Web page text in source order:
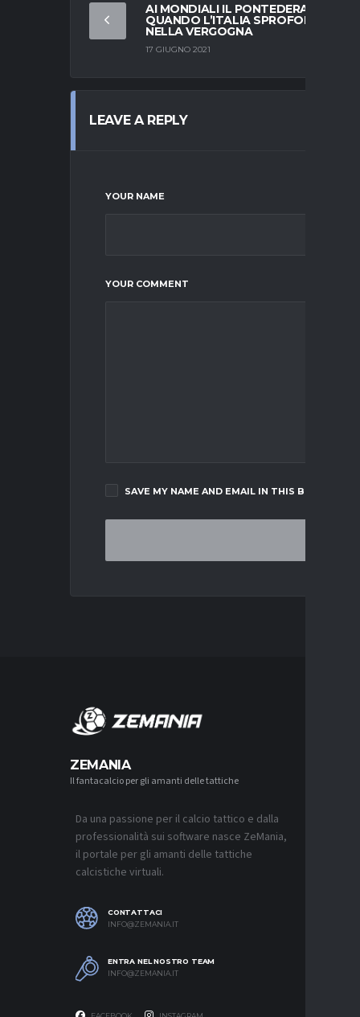
AI MONDIALI IL PONTEDERA:
QUANDO L’ITALIA SPROFONDÒ
NELLA VERGOGNA
17 GIUGNO 2021
LEAVE A REPLY
YOUR NAME
YOUR COMMENT
SAVE MY NAME AND EMAIL IN THIS BROWSER
ZEMANIA
Il fantacalcio per gli amanti delle tattiche
Da una passione per il calcio tattico e dalla
professionalità sui software nasce ZeMania,
il portale per gli amanti delle tattiche
calcistiche virtuali.
CONTATTACI
INFO@ZEMANIA.IT
ENTRA NEL NOSTRO TEAM
INFO@ZEMANIA.IT